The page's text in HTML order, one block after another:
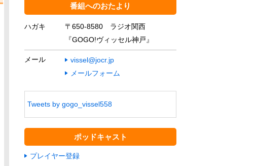
番組へのおたより
ハガキ
〒650-8580 ラジオ関西
『GOGO!ヴィッセル神戸』
メール
vissel@jocr.jp
メールフォーム
Tweets by gogo_vissel558
ポッドキャスト
プレイヤー登録